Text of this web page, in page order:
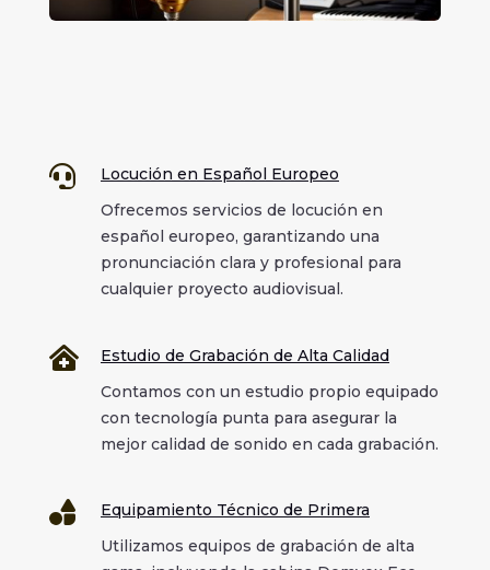

Locución en Español Europeo
Ofrecemos servicios de locución en
español europeo, garantizando una
pronunciación clara y profesional para
cualquier proyecto audiovisual.

Estudio de Grabación de Alta Calidad
Contamos con un estudio propio equipado
con tecnología punta para asegurar la
mejor calidad de sonido en cada grabación.

Equipamiento Técnico de Primera
Utilizamos equipos de grabación de alta